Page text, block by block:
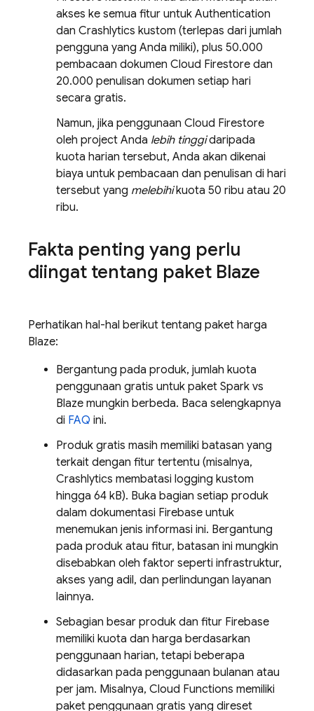
akses ke semua fitur untuk Authentication
dan Crashlytics kustom (terlepas dari jumlah
pengguna yang Anda miliki), plus 50.000
pembacaan dokumen Cloud Firestore dan
20.000 penulisan dokumen setiap hari
secara gratis.
Namun, jika penggunaan Cloud Firestore
oleh project Anda lebih tinggidaripada
kuota harian tersebut, Anda akan dikenai
biaya untuk pembacaan dan penulisan di hari
tersebut yang melebihikuota 50 ribu atau 20
ribu.
Fakta penting yang perlu
diingat tentang paket Blaze
Perhatikan hal-hal berikut tentang paket harga
Blaze:
Bergantung pada produk, jumlah kuota
penggunaan gratis untuk paket Spark vs
Blaze mungkin berbeda. Baca selengkapnya
di FAQ ini.
Produk gratis masih memiliki batasan yang
terkait dengan fitur tertentu (misalnya,
Crashlytics membatasi logging kustom
hingga 64 kB). Buka bagian setiap produk
dalam dokumentasi Firebase untuk
menemukan jenis informasi ini. Bergantung
pada produk atau fitur, batasan ini mungkin
disebabkan oleh faktor seperti infrastruktur,
akses yang adil, dan perlindungan layanan
lainnya.
Sebagian besar produk dan fitur Firebase
memiliki kuota dan harga berdasarkan
penggunaan harian, tetapi beberapa
didasarkan pada penggunaan bulanan atau
per jam. Misalnya, Cloud Functions memiliki
paket penggunaan gratis yang direset